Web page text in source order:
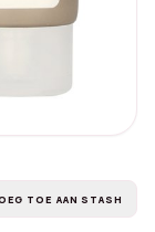
TOE AAN STASH